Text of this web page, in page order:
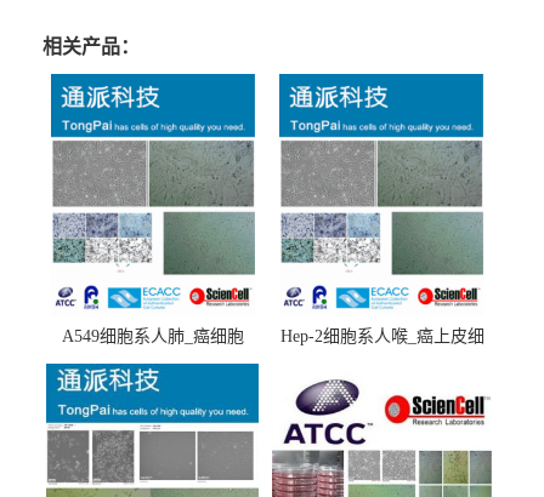
相关产品：
A549细胞系人肺_癌细胞
(A549细胞)
Hep-2细胞系人喉_癌上皮细